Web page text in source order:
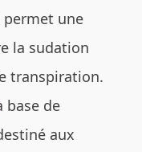
permet une
la sudation
transpiration.
base de
aux